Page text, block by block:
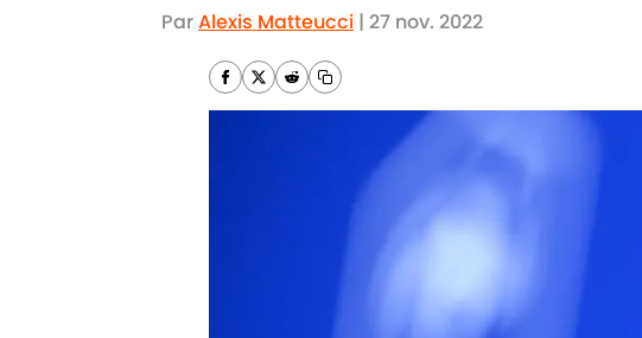
ParAlexis Matteucci | 27 nov. 2022